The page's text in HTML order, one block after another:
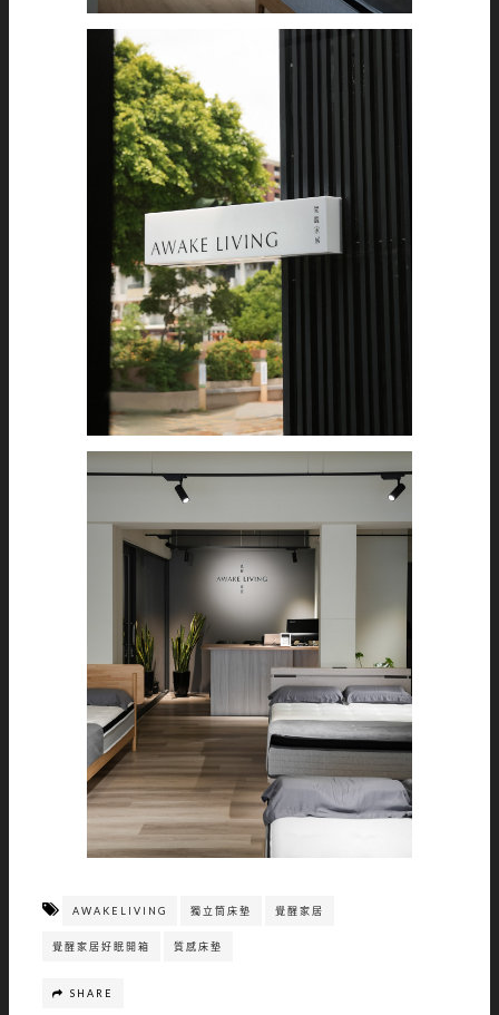
AWAKELIVING 獨立筒床墊 覺醒家居
覺醒家居好眠開箱 質感床墊
SHARE